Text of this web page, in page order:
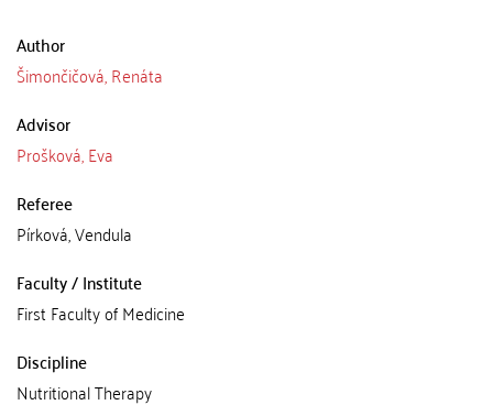
Author
Šimončičová, Renáta
Advisor
Prošková, Eva
Referee
Pírková, Vendula
Faculty / Institute
First Faculty of Medicine
Discipline
Nutritional Therapy